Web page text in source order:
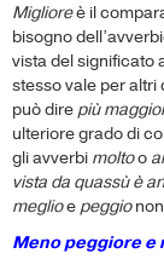
Miglioreè il
bisogno
vista del significato
stesso vale per
può direpiù
ulteriore grado di
gli avverbi moltoo
vista da quassù è
meglioepeggio
Meno peggiore e